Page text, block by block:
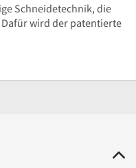
Schneidetechnik, die
wird der patentierte